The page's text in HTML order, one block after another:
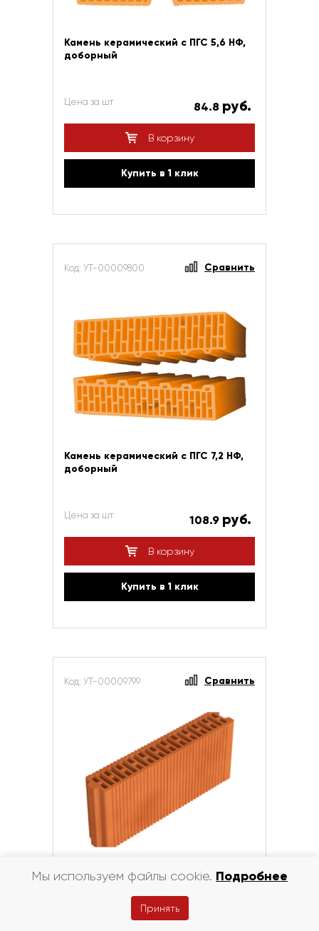
Камень керамический с ПГС 5,6 НФ,
доборный
Цена за шт 84.8 руб.
В корзину
Купить в 1 клик
Код: УТ-00009800 Сравнить
Камень керамический с ПГС 7,2 НФ,
доборный
Цена за шт 108.9 руб.
В корзину
Купить в 1 клик
Код: УТ-00009799 Сравнить
Камень керамический с ПГС 5,6 НФ
Мы используем файлы cookie. Подробнее
Принять